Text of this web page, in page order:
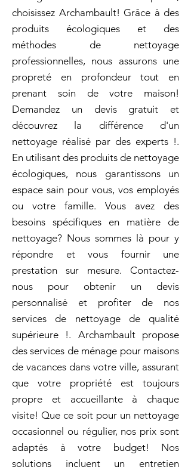
choisissez Archambault! Grâce à des
produits écologiques et des
méthodes de nettoyage
professionnelles, nous assurons une
propreté en profondeur tout en
prenant soin de votre maison!
Demandez un devis gratuit et
découvrez la différence d'un
nettoyage réalisé par des experts !.
En utilisant des produits de nettoyage
écologiques, nous garantissons un
espace sain pour vous, vos employés
ou votre famille. Vous avez des
besoins spécifiques en matière de
nettoyage? Nous sommes là pour y
répondre et vous fournir une
prestation sur mesure. Contactez-
nous pour obtenir un devis
personnalisé et profiter de nos
services de nettoyage de qualité
supérieure !. Archambault propose
des services de ménage pour maisons
de vacances dans votre ville, assurant
que votre propriété est toujours
propre et accueillante à chaque
visite! Que ce soit pour un nettoyage
occasionnel ou régulier, nos prix sont
adaptés à votre budget! Nos
solutions incluent un entretien